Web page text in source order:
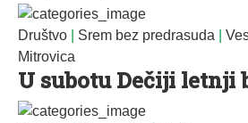
Društvo Srem bez predrasuda
Mitrovica
U subotu Dečiji letnji